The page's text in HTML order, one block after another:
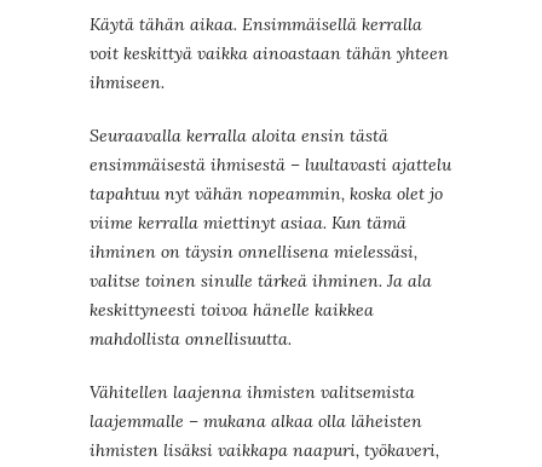
Käytä tähän aikaa. Ensimmäisellä kerralla
voit keskittyä vaikka ainoastaan tähän yhteen
ihmiseen.
Seuraavalla kerralla aloita ensin tästä
ensimmäisestä ihmisestä – luultavasti ajattelu
tapahtuu nyt vähän nopeammin, koska olet jo
viime kerralla miettinyt asiaa. Kun tämä
ihminen on täysin onnellisena mielessäsi,
valitse toinen sinulle tärkeä ihminen. Ja ala
keskittyneesti toivoa hänelle kaikkea
mahdollista onnellisuutta.
Vähitellen laajenna ihmisten valitsemista
laajemmalle – mukana alkaa olla läheisten
ihmisten lisäksi vaikkapa naapuri, työkaveri,